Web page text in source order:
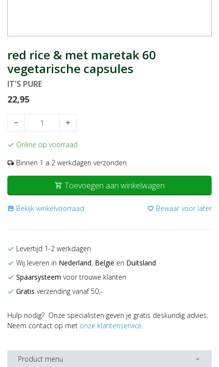
red rice & met maretak 60
vegetarische capsules
IT'S PURE
22,95
remove add
check Online op voorraad
local_shipping Binnen 1 a 2 werkdagen verzonden
shopping_cart Toevoegen aan winkelwagen
storefront Bekijk winkelvoorraad favorite_border Bewaar voor later
check Levertijd 1-2 werkdagen
check Wij leveren in Nederland, België en Duitsland
check Spaarsysteem voor trouwe klanten
check Gratis verzending vanaf 50,-
Hulp nodig? Onze specialisten geven je gratis deskundig advies.
Neem contact op met onze klantenservice.
Product menu expand_more